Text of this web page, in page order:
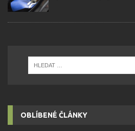
OBLÍBENÉ ČLÁNKY